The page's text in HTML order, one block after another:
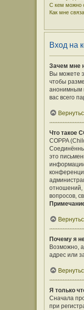
С кем можно
Как мне
Вход на
Зачем мне
Вы можете
чтобы
анонимным
вас всего
Что такое
COPPA
это
отношений,
вопросов,
Почему я
Возможно,
адрес или
Я только
Сначала
при